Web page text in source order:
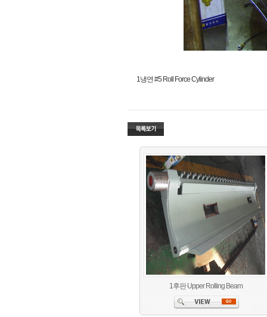
1냉연 #5 Roll Force Cylinder
1후판 Upper Rolling Beam